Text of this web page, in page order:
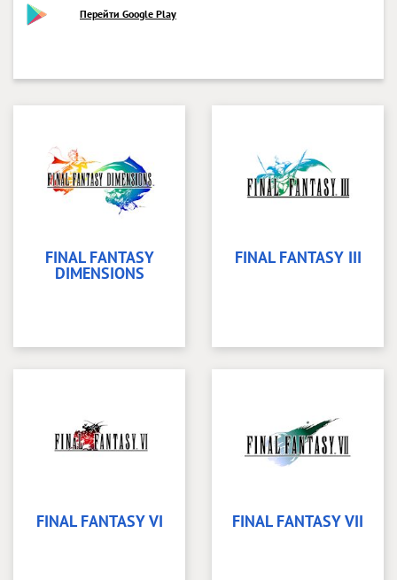
Перейти Google Play
FINAL FANTASY
DIMENSIONS
FINAL FANTASY III
FINAL FANTASY VI FINAL FANTASY VII